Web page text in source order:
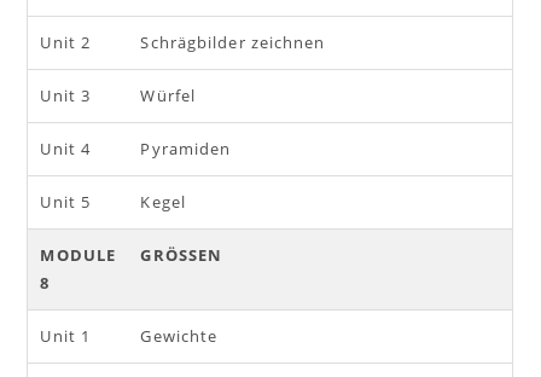
Unit 2 Schrägbilder zeichnen
Unit 3 Würfel
Unit 4 Pyramiden
Unit 5 Kegel
MODULE
8
GRÖSSEN
Unit 1 Gewichte